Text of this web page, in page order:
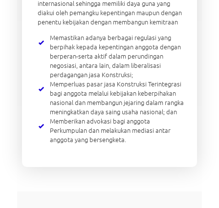
internasional sehingga memiliki daya guna yang
diakui oleh pemangku kepentingan maupun dengan
penentu kebijakan dengan membangun kemitraan
Memastikan adanya berbagai regulasi yang
berpihak kepada kepentingan anggota dengan
berperan-serta aktif dalam perundingan
negosiasi, antara lain, dalam liberalisasi
perdagangan jasa Konstruksi;
Memperluas pasar jasa Konstruksi Terintegrasi
bagi anggota melalui kebijakan keberpihakan
nasional dan membangun jejaring dalam rangka
meningkatkan daya saing usaha nasional; dan
Memberikan advokasi bagi anggota
Perkumpulan dan melakukan mediasi antar
anggota yang bersengketa.